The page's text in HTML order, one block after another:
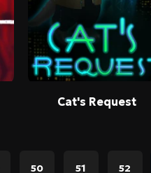
Cat's Request
50 51 52